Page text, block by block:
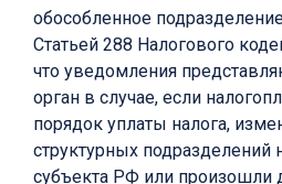
обособленное
Статьей 288 Налогового
что уведомления
орган в случае, если
порядок уплаты налога,
структурных подразделений
субъекта РФ или произошли